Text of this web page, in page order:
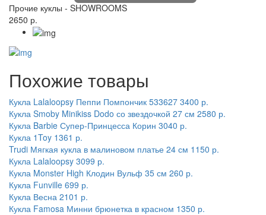
Прочие куклы - SHOWROOMS
2650 р.
Похожие товары
Кукла Lalaloopsy Пеппи Помпончик 533627 3400 р.
Кукла Smoby Minikiss Dodo со звездочкой 27 см 2580 р.
Кукла Barbie Супер-Принцесса Корин 3040 р.
Кукла 1Toy 1361 р.
Trudi Мягкая кукла в малиновом платье 24 см 1150 р.
Кукла Lalaloopsy 3099 р.
Кукла Monster High Клодин Вульф 35 см 260 р.
Кукла Funville 699 р.
Кукла Весна 2101 р.
Кукла Famosa Минни брюнетка в красном 1350 р.